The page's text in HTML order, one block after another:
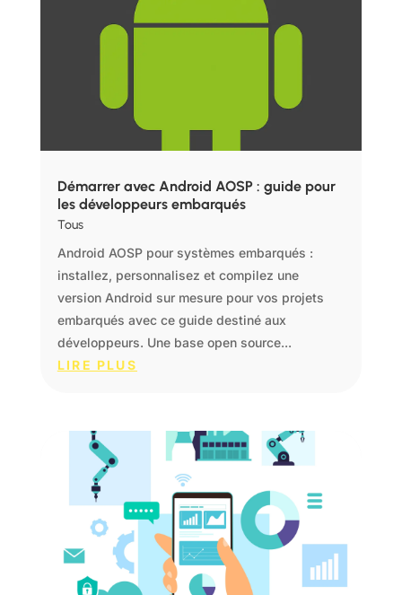
Démarrer avec Android AOSP : guide pour
les développeurs embarqués
Tous
Android AOSP pour systèmes embarqués :
installez, personnalisez et compilez une
version Android sur mesure pour vos projets
embarqués avec ce guide destiné aux
développeurs. Une base open source...
LIRE PLUS